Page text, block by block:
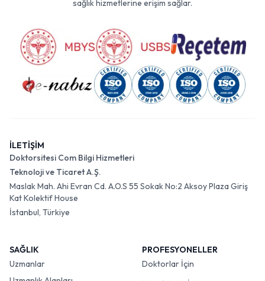
sağlık hizmetlerine erişim sağlar.
İLETİŞİM
Doktorsitesi Com Bilgi Hizmetleri
Teknoloji ve Ticaret A.Ş.
Maslak Mah. Ahi Evran Cd. A.O.S 55 Sokak No:2 Aksoy Plaza Giriş
Kat Kolektif House
İstanbul, Türkiye
SAĞLIK
Uzmanlar
PROFESYONELLER
Doktorlar İçin